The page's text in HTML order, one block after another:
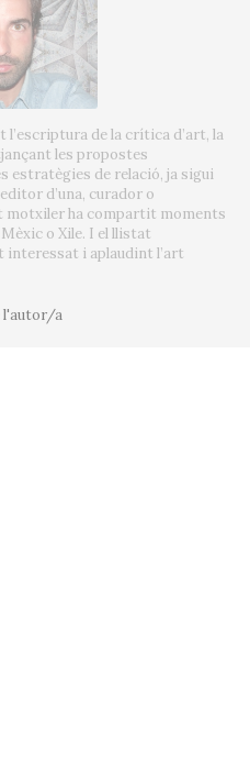
de la crítica d’art, la
les propostes
estratègies de relació, ja sigui
d’una, curador o
motxiler ha compartit moments
o Xile. I el llistat
interessat i aplaudint l’art
l'autor/a